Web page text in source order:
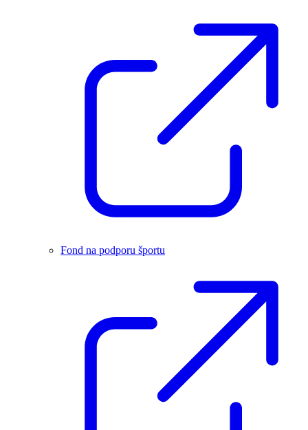
Fond na podporu športu